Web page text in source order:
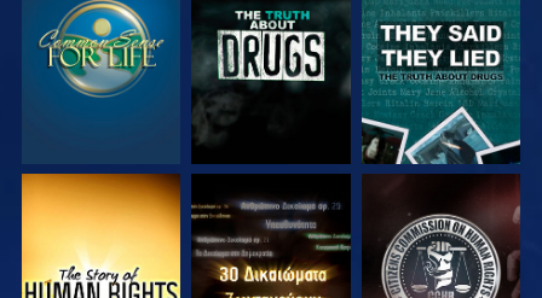
ΠΑΡΑΚΟΛΟΥΘΗΣΤΕ ΠΑΡΑΚΟΛΟΥΘΗΣΤΕ ΠΑΡΑΚΟΛΟΥΘΗΣΤΕ
ΠΑΡΑΚΟΛΟΥΘΗΣΤΕ ΠΑΡΑΚΟΛΟΥΘΗΣΤΕ ΠΑΡΑΚΟΛΟΥΘΗΣΤΕ